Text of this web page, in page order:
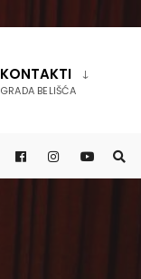
KONTAKTI
GRADA BELIŠĆA